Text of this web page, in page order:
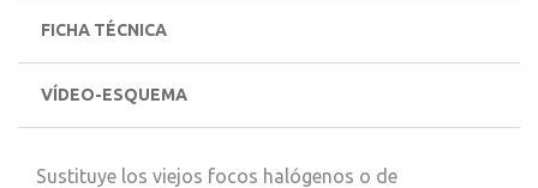
FICHA TÉCNICA
VÍDEO-ESQUEMA
Sustituye los viejos focos halógenos o de